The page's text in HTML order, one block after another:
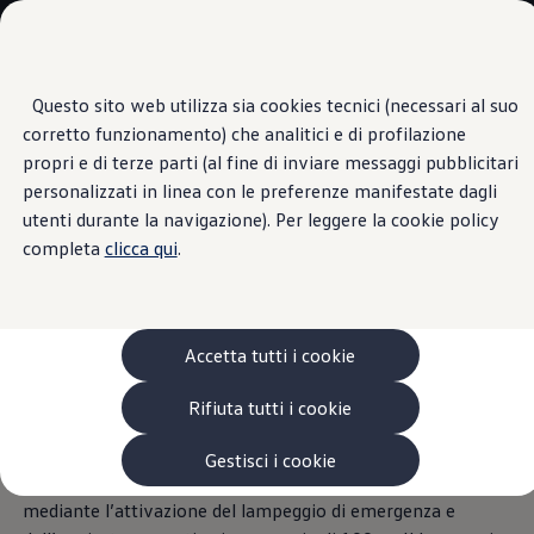
Questo sito web utilizza sia cookies tecnici (necessari al suo
corretto funzionamento) che analitici e di profilazione
propri e di terze parti (al fine di inviare messaggi pubblicitari
personalizzati in linea con le preferenze manifestate dagli
utenti durante la navigazione). Per leggere la cookie policy
completa clicca qui.
Accetta tutti i cookie
Rifiuta tutti i cookie
Gestisci i cookie
Passa ai
contenuti
principali
Passa
a
fondo
pagina
VanLife
Pick-up
Veicoli Commerciali Elettrici
Van
Modelli precedenti
Confronta i modelli
Configurazioni salvate
Volkswagen Auto
Acquista il tuo Veicolo Volkswagen
Ecoincentivi Volkswagen
5 Plus
Usato Certificato
Garanzia Usato
Assicurazioni
Clienti Business
Gamma, promozioni e servizi
Service Flotte
Area Contatti Clienti Business
Clacson e luci
Perché il tuo veicolo
non riesce a chiamarti?
A chi non è successo? Hai parcheggiato il veicolo in un
grande parcheggio e cammini tra decine e decine di veicoli
ordinati in numerose file. Con la funzione “Clacson e luci”
puoi fare in modo che il tuo veicolo si renda individuabile
mediante l’attivazione del lampeggio di emergenza e